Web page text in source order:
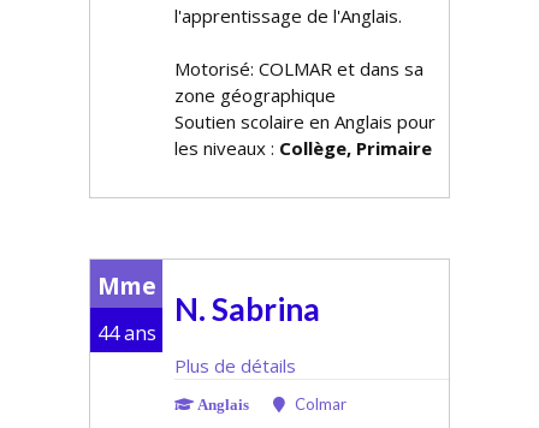
l'apprentissage de l'Anglais.
Motorisé: COLMAR et dans sa
zone géographique
Soutien scolaire en Anglais pour
les niveaux : Collège, Primaire
Mme
44 ans
N. Sabrina
Plus de détails
Anglais Colmar